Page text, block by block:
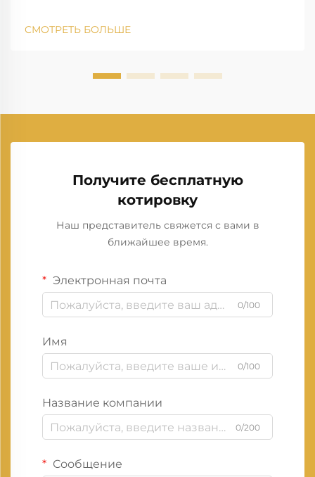
СМОТРЕТЬ БОЛЬШЕ
Получите бесплатную
котировку
Наш представитель свяжется с вами в
ближайшее время.
Электронная почта
0/100
Имя
0/100
Название компании
0/200
Сообщение